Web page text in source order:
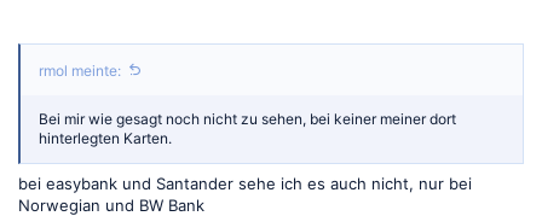
rmol meinte:
Bei mir wie gesagt noch nicht zu sehen, bei keiner meiner dort
hinterlegten Karten.
bei easybank und Santander sehe ich es auch nicht, nur bei
Norwegian und BW Bank